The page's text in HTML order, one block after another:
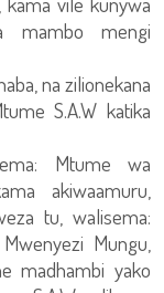
mambo mengi
na zilionekana
S.A.W katika
Mtume wa
akiwaamuru,
tu, walisema:
Mungu,
madhambi yako